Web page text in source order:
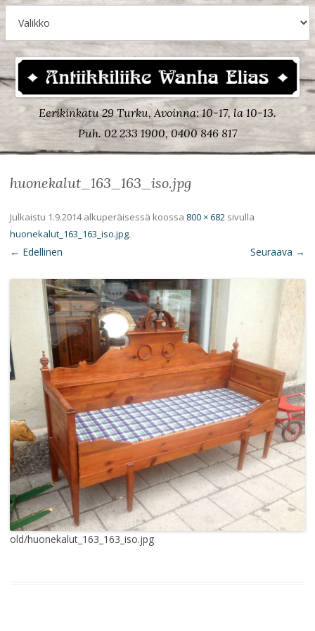
Eerikinkatu 29 Turku, Avoinna: 10-17, la 10-13.
Puh. 02 233 1900, 0400 846 817
huonekalut_163_163_iso.jpg
Julkaistu 1.9.2014alkuperäisessä koossa 800 × 682 sivulla
huonekalut_163_163_iso.jpg.
← Edellinen Seuraava →
old/huonekalut_163_163_iso.jpg